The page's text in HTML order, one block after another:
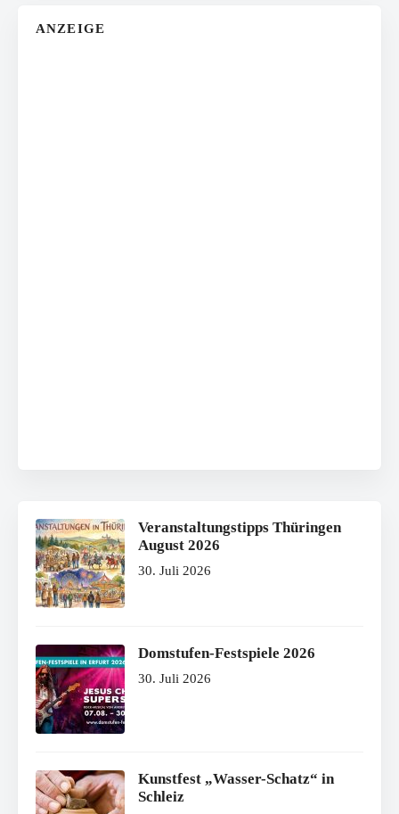
ANZEIGE
Veranstaltungstipps Thüringen
August 2026
30. Juli 2026
Domstufen-Festspiele 2026
30. Juli 2026
Kunstfest „Wasser-Schatz“ in
Schleiz